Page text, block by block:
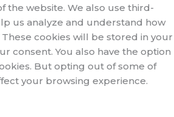
the website. We also use third-
us analyze and understand how
cookies will be stored in your
consent. You also have the option
But opting out of some of
your browsing experience.